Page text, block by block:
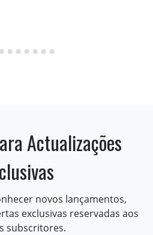
Actualizações
novos lançamentos,
exclusivas reservadas aos
subscritores.